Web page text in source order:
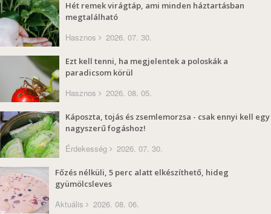
Hét remek virágtáp, ami minden háztartásban
megtalálható
Hasznos 2026. 07. 30.
Ezt kell tenni, ha megjelentek a poloskák a
paradicsom körül
Hasznos 2026. 08. 05.
Káposzta, tojás és zsemlemorzsa - csak ennyi kell egy
nagyszerű fogáshoz!
Érdekesség 2026. 07. 30.
Főzés nélküli, 5 perc alatt elkészíthető, hideg
gyümölcsleves
Aktuális 2026. 08. 06.